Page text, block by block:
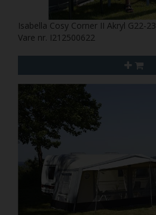
Isabella Cosy Corner II Akryl G22-23
Vare nr. I212500622